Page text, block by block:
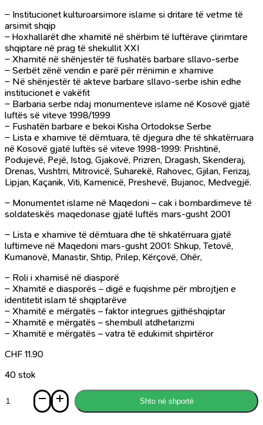
– Institucionet kulturoarsimore islame si dritare të vetme të
arsimit shqip
– Hoxhallarët dhe xhamitë në shërbim të luftërave çlirimtare
shqiptare në prag të shekullit XXI
– Xhamitë në shënjestër të fushatës barbare sllavo-serbe
– Serbët zënë vendin e parë për rrënimin e xhamive
– Në shënjestër të akteve barbare sllavo-serbe ishin edhe
institucionet e vakëfit
– Barbaria serbe ndaj monumenteve islame në Kosovë gjatë
luftës së viteve 1998/1999
– Fushatën barbare e bekoi Kisha Ortodokse Serbe
– Lista e xhamive të dëmtuara, të djegura dhe të shkatërruara
në Kosovë gjatë luftës së viteve 1998-1999: Prishtinë,
Podujevë, Pejë, Istog, Gjakovë, Prizren, Dragash, Skenderaj,
Drenas, Vushtrri, Mitrovicë, Suharekë, Rahovec, Gjilan, Ferizaj,
Lipjan, Kaçanik, Viti, Kamenicë, Preshevë, Bujanoc, Medvegjë.
– Monumentet islame në Maqedoni – cak i bombardimeve të
soldateskës maqedonase gjatë luftës mars-gusht 2001
– Lista e xhamive të dëmtuara dhe të shkatërruara gjatë
luftimeve në Maqedoni mars-gusht 2001: Shkup, Tetovë,
Kumanovë, Manastir, Shtip, Prilep, Kërçovë, Ohër,
– Roli i xhamisë në diasporë
– Xhamitë e diasporës – digë e fuqishme për mbrojtjen e
identitetit islam të shqiptarëve
– Xhamitë e mërgatës – faktor integrues gjithëshqiptar
– Xhamitë e mërgatës – shembull atdhetarizmi
– Xhamitë e mërgatës – vatra të edukimit shpirtëror
CHF 11.90
40 stok
Xhamia
Shto në shportë